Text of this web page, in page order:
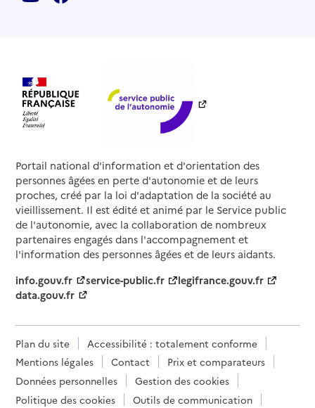
Portail national d'information et d'orientation des
personnes âgées en perte d'autonomie et de leurs
proches, créé par la loi d'adaptation de la société au
vieillissement. Il est édité et animé par le Service public
de l'autonomie, avec la collaboration de nombreux
partenaires engagés dans l'accompagnement et
l'information des personnes âgées et de leurs aidants.
info.gouv.fr
service-public.fr
legifrance.gouv.fr
data.gouv.fr
Plan du site
Accessibilité : totalement conforme
Mentions légales
Contact
Prix et comparateurs
Données personnelles
Gestion des cookies
Politique des cookies
Outils de communication